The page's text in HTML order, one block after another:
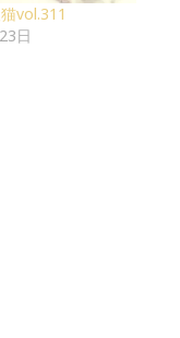
vol.311
日